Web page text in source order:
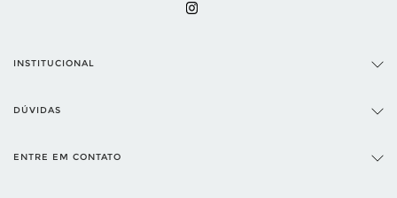
INSTITUCIONAL
DÚVIDAS
ENTRE EM CONTATO